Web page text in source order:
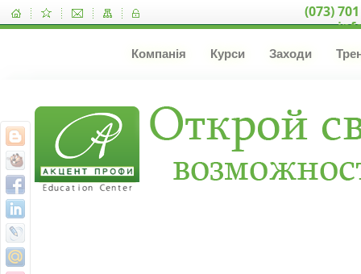
(073)
Компанія Курси Заходи